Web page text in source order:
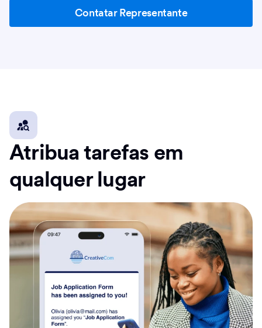
Contatar Representante
Atribua tarefas em
qualquer lugar